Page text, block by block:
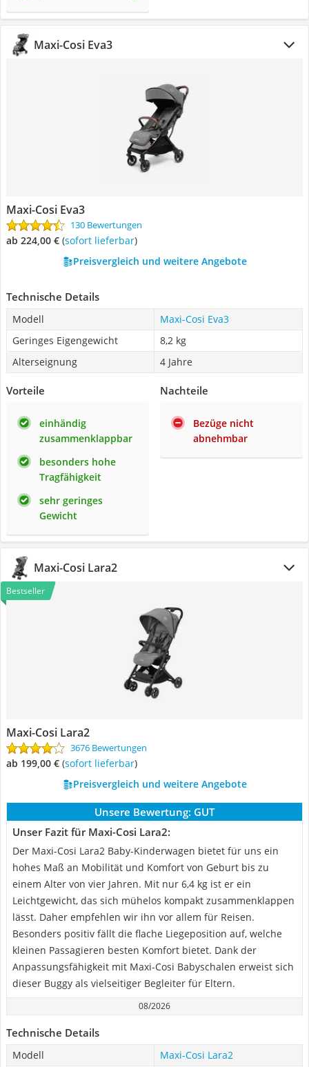
Maxi-Cosi Eva3
Maxi-Cosi Eva3
130 Bewertungen
ab 224,00 € ( Sofort lieferbar)
Preisvergleich und weitere Angebote
Technische Details
Modell
Maxi-Cosi Eva3
Geringes Eigengewicht
8,2 kg
Alterseignung
4 Jahre
Vorteile
einhändig
zusammenklappbar
besonders hohe
Tragfähigkeit
sehr geringes
Gewicht
Nachteile
Bezüge nicht
abnehmbar
Maxi-Cosi Lara2
Bestseller
Maxi-Cosi Lara2
3676 Bewertungen
ab 199,00 € ( Sofort lieferbar)
Preisvergleich und weitere Angebote
Unsere Bewertung: GUT
Unser Fazit für Maxi-Cosi Lara2:
Der Maxi-Cosi Lara2 Baby-Kinderwagen bietet für uns ein
hohes Maß an Mobilität und Komfort von Geburt bis zu
einem Alter von vier Jahren. Mit nur 6,4 kg ist er ein
Leichtgewicht, das sich mühelos kompakt zusammenklappen
lässt. Daher empfehlen wir ihn vor allem für Reisen.
Besonders positiv fällt die flache Liegeposition auf, welche
kleinen Passagieren besten Komfort bietet. Dank der
Anpassungsfähigkeit mit Maxi-Cosi Babyschalen erweist sich
dieser Buggy als vielseitiger Begleiter für Eltern.
08/2026
Technische Details
Modell Maxi-Cosi Lara2